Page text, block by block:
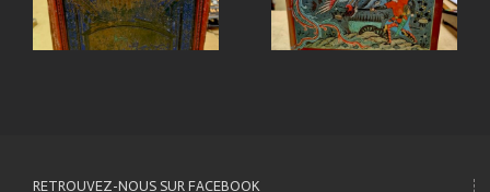
RETROUVEZ-NOUS SUR FACEBOOK